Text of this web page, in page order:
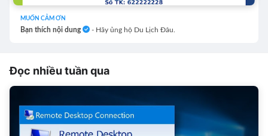
MUỐN CẢM ƠN
Bạn thích nội dung - Hãy ủng hộ Du Lịch Đâu.
Đọc nhiều tuần qua